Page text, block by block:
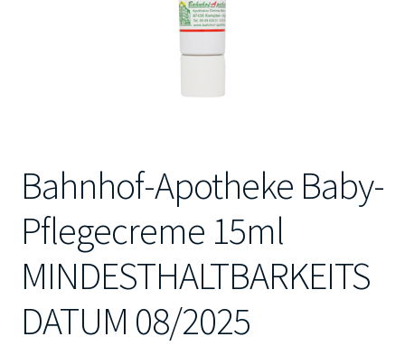
Bahnhof-Apotheke Baby-
Pflegecreme 15ml
MINDESTHALTBARKEITS
DATUM 08/2025